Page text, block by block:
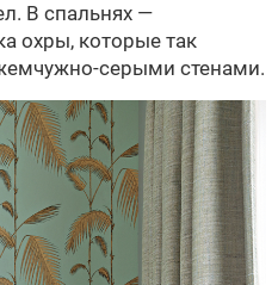
В спальнях —
охры, которые так
серыми стенами.